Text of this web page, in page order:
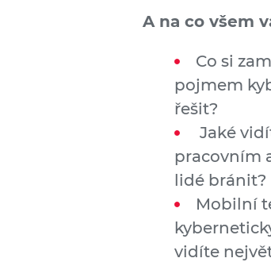
A na co všem
Co si
pojmem
řešit?
Jaké
pracovním
lidé bránit?
Mobilní
vidíte